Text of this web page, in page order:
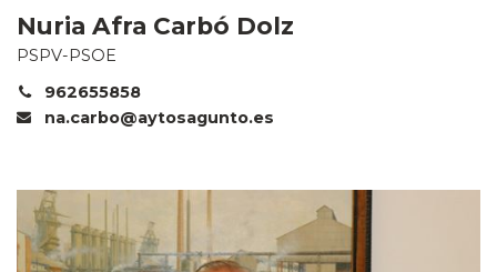
Nuria Afra Carbó Dolz
PSPV-PSOE
962655858
na.carbo@aytosagunto.es